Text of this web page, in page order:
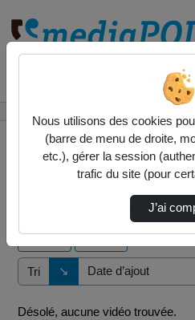
0 vidéo trouvée
Tri ↘
Direction de tri
Désolé, aucune vidéo trouvée.
Nous utilisons des cookies
(barre de menu de droite,
etc.), gérer la session
trafic du site (pour
J’ai